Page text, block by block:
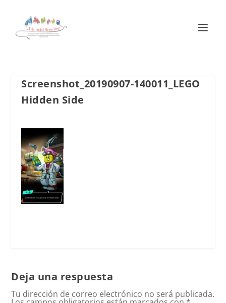
Screenshot_20190907-140011_LEGO
Hidden Side
Deja una respuesta
Tu dirección de correo electrónico no será publicada.